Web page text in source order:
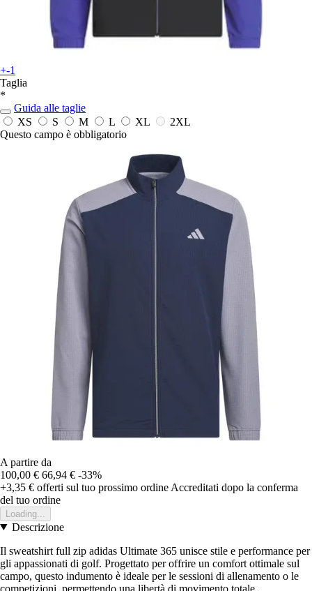
+-1
Taglia
*
Guida alle taglie
XS
S M L XL
2XL
Questo campo è obbligatorio
A partire da
100,00 € 66,94 € -33%
+3,35 € offerti sul tuo prossimo ordine Accreditati dopo la conferma
del tuo ordine
Loading...
Descrizione
Il sweatshirt full zip adidas Ultimate 365 unisce stile e performance per
gli appassionati di golf. Progettato per offrire un comfort ottimale sul
campo, questo indumento è ideale per le sessioni di allenamento o le
competizioni, permettendo una libertà di movimento totale.